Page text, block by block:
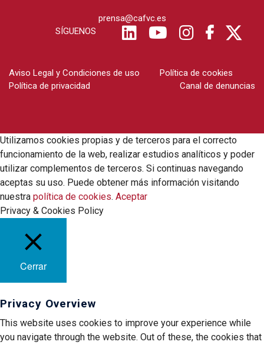
prensa@cafvc.es
SÍGUENOS
Aviso Legal y Condiciones de uso
Política de cookies
Política de privacidad
Canal de denuncias
Utilizamos cookies propias y de terceros para el correcto
funcionamiento de la web, realizar estudios analíticos y poder
utilizar complementos de terceros. Si continuas navegando
aceptas su uso. Puede obtener más información visitando
nuestra política de cookies. Aceptar
Privacy & Cookies Policy
Cerrar
Privacy Overview
This website uses cookies to improve your experience while
you navigate through the website. Out of these, the cookies that